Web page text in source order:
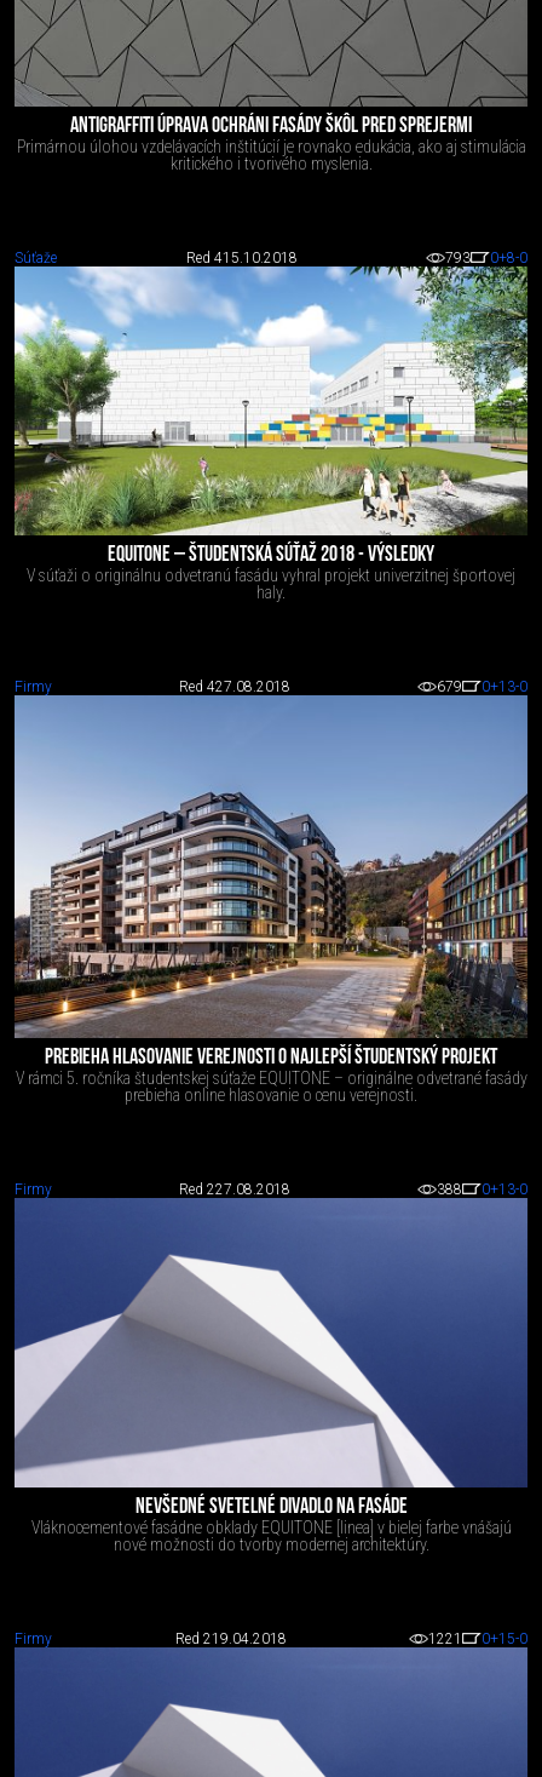
ANTIGRAFFITI ÚPRAVA OCHRÁNI FASÁDY ŠKÔL PRED SPREJERMI
Primárnou úlohou vzdelávacích inštitúcií je rovnako edukácia, ako aj stimulácia
kritického i tvorivého myslenia.
Súťaže Red 415.10.2018 793 0+8-0
EQUITONE – ŠTUDENTSKÁ SÚŤAŽ 2018 - VÝSLEDKY
V súťaži o originálnu odvetranú fasádu vyhral projekt univerzitnej športovej
haly.
Firmy Red 427.08.2018 679 0+13-0
PREBIEHA HLASOVANIE VEREJNOSTI O NAJLEPŠÍ ŠTUDENTSKÝ PROJEKT
V rámci 5. ročníka študentskej súťaže EQUITONE – originálne odvetrané fasády
prebieha online hlasovanie o cenu verejnosti.
Firmy Red 227.08.2018 388 0+13-0
NEVŠEDNÉ SVETELNÉ DIVADLO NA FASÁDE
Vláknocementové fasádne obklady EQUITONE [linea] v bielej farbe vnášajú
nové možnosti do tvorby modernej architektúry.
Firmy Red 219.04.2018 1221 0+15-0